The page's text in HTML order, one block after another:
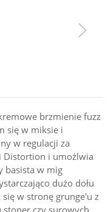
brzmienie fuzz
się w miksie i
w regulacji za
Distortion i umożlwia
basista w mig
dużo dołu
w stronę grunge'u z